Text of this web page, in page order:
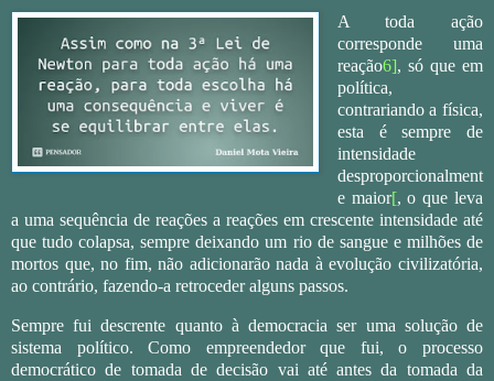
A toda ação
corresponde uma
reação6], só que em
política,
contrariando a física,
esta é sempre de
intensidade
desproporcionalment
e maior[, o que leva
a uma sequência de reações a reações em crescente intensidade até
que tudo colapsa, sempre deixando um rio de sangue e milhões de
mortos que, no fim, não adicionarão nada à evolução civilizatória,
ao contrário, fazendo-a retroceder alguns passos.
Sempre fui descrente quanto à democracia ser uma solução de
sistema político. Como empreendedor que fui, o processo
democrático de tomada de decisão vai até antes da tomada da